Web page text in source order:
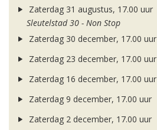
Zaterdag 31 augustus, 17.00 uur
Sleutelstad 30 - Non Stop
Zaterdag 30 december, 17.00 uur
Zaterdag 23 december, 17.00 uur
Zaterdag 16 december, 17.00 uur
Zaterdag 9 december, 17.00 uur
Zaterdag 2 december, 17.00 uur